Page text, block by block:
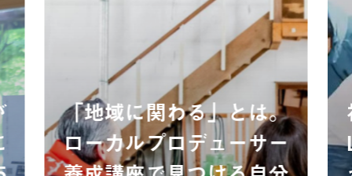
「地域に関わる」とは。
ローカルプロデューサー